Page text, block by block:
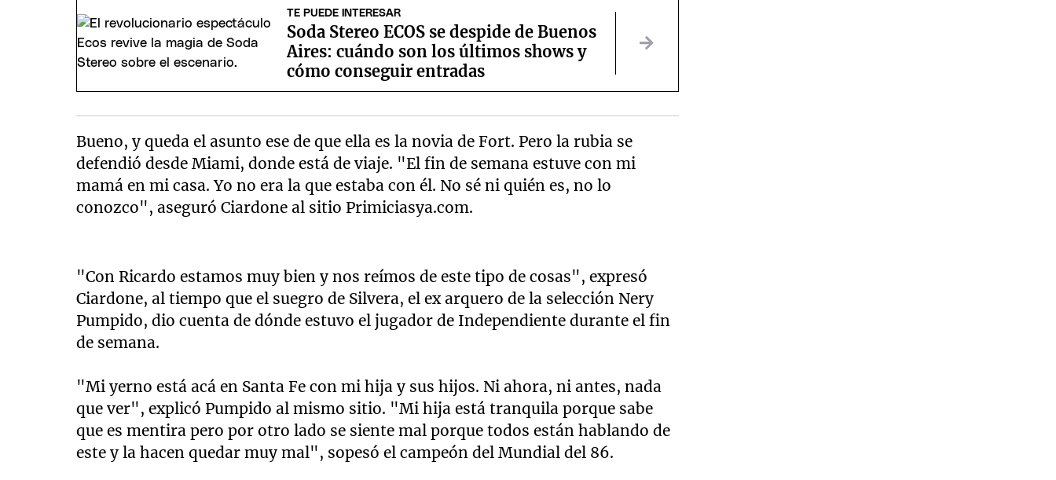
TE PUEDE INTERESAR
Soda Stereo ECOS se despide de Buenos
Aires: cuándo son los últimos shows y
cómo conseguir entradas
Bueno, y queda el asunto ese de que ella es la novia de Fort. Pero la rubia se
defendió desde Miami, donde está de viaje. "El fin de semana estuve con mi
mamá en mi casa. Yo no era la que estaba con él. No sé ni quién es, no lo
conozco", aseguró Ciardone al sitio Primiciasya.com.
"Con Ricardo estamos muy bien y nos reímos de este tipo de cosas", expresó
Ciardone, al tiempo que el suegro de Silvera, el ex arquero de la selección Nery
Pumpido, dio cuenta de dónde estuvo el jugador de Independiente durante el fin
de semana.
"Mi yerno está acá en Santa Fe con mi hija y sus hijos. Ni ahora, ni antes, nada
que ver", explicó Pumpido al mismo sitio. "Mi hija está tranquila porque sabe
que es mentira pero por otro lado se siente mal porque todos están hablando de
este y la hacen quedar muy mal", sopesó el campeón del Mundial del 86.